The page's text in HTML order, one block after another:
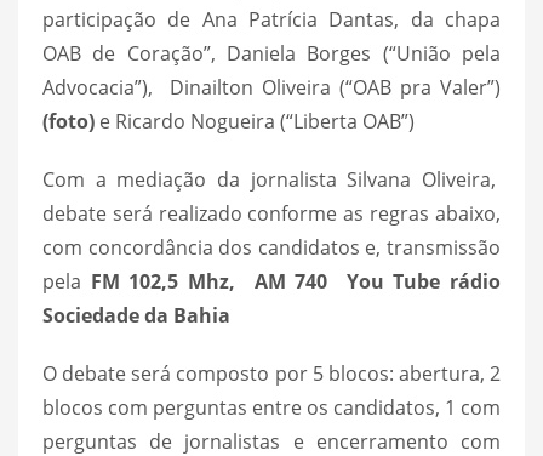
participação de Ana Patrícia Dantas, da chapa
OAB de Coração”, Daniela Borges (“União pela
Advocacia”), Dinailton Oliveira (“OAB pra Valer”)
(foto) e Ricardo Nogueira (“Liberta OAB”)
Com a mediação da jornalista Silvana Oliveira,
debate será realizado conforme as regras abaixo,
com concordância dos candidatos e, transmissão
pela FM 102,5 Mhz, AM 740 You Tube rádio
Sociedade da Bahia
O debate será composto por 5 blocos: abertura, 2
blocos com perguntas entre os candidatos, 1 com
perguntas de jornalistas e encerramento com